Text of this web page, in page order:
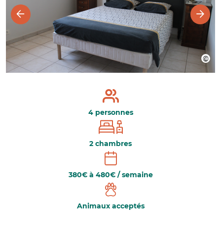
4 personnes
2 chambres
380€ à 480€ / semaine
Animaux acceptés